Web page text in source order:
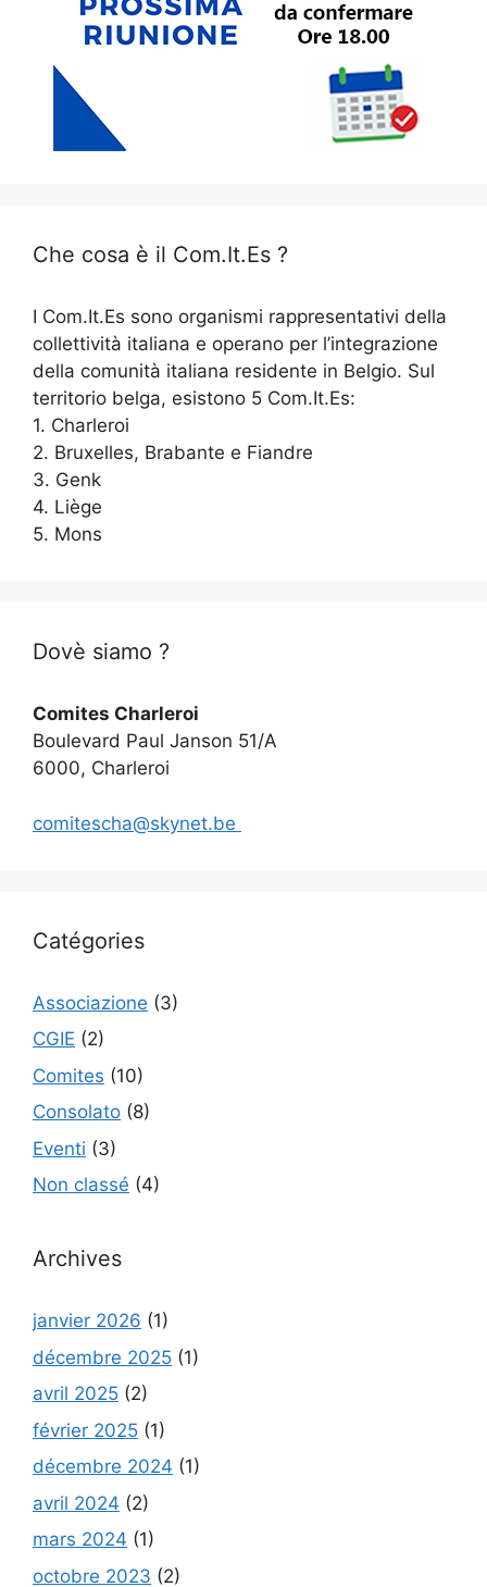
Che cosa è il Com.It.Es ?
I Com.It.Es sono organismi rappresentativi della
collettività italiana e operano per l’integrazione
della comunità italiana residente in Belgio. Sul
territorio belga, esistono 5 Com.It.Es:
1. Charleroi
2. Bruxelles, Brabante e Fiandre
3. Genk
4. Liège
5. Mons
Dovè siamo ?
Comites Charleroi
Boulevard Paul Janson 51/A
6000, Charleroi
comitescha@skynet.be
Catégories
Associazione (3)
CGIE (2)
Comites (10)
Consolato (8)
Eventi (3)
Non classé (4)
Archives
janvier 2026 (1)
décembre 2025 (1)
avril 2025 (2)
février 2025 (1)
décembre 2024 (1)
avril 2024 (2)
mars 2024 (1)
octobre 2023 (2)